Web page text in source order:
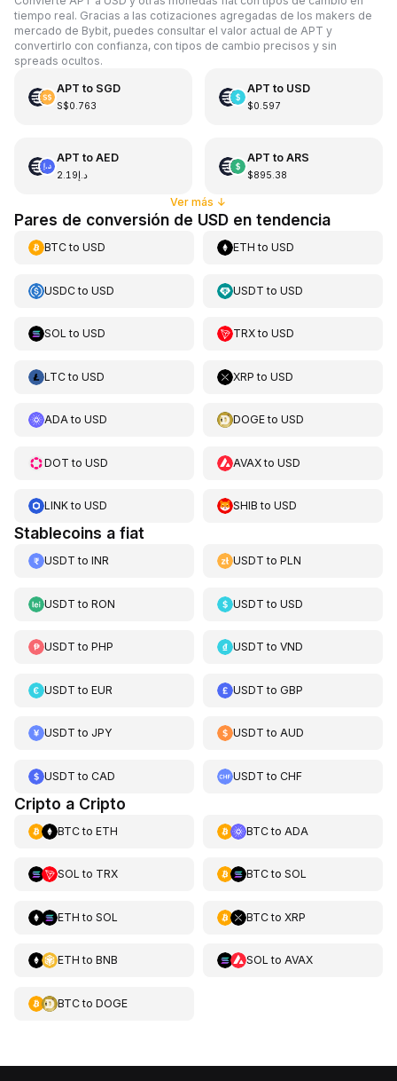
tiempo real. Gracias a las cotizaciones agregadas de los makers de
mercado de Bybit, puedes consultar el valor actual de APT y
convertirlo con confianza, con tipos de cambio precisos y sin
spreads ocultos.
APT to SGD
S$0.763
APT to USD
$0.597
APT to AED
د.إ2.19
APT to ARS
$895.38
Ver más ↓
Pares de conversión de USD en tendencia
BTCto USD ETH toUSD
USDCto USD USDT toUSD
SOL to USD TRXtoUSD
LTCto USD XRP toUSD
ADAto USD DOGEtoUSD
DOT to USD AVAXtoUSD
LINKto USD SHIB toUSD
Stablecoins a fiat
USDT to INR USDT toPLN
USDT to RON USDT toUSD
USDT to PHP USDT toVND
USDT to EUR USDT toGBP
USDT to JPY USDT toAUD
USDT to CAD USDT toCHF
Cripto a Cripto
BTCto ETH BTCto ADA
SOL to TRX BTCto SOL
ETH to SOL BTCto XRP
ETH to BNB SOL to AVAX
BTCto DOGE